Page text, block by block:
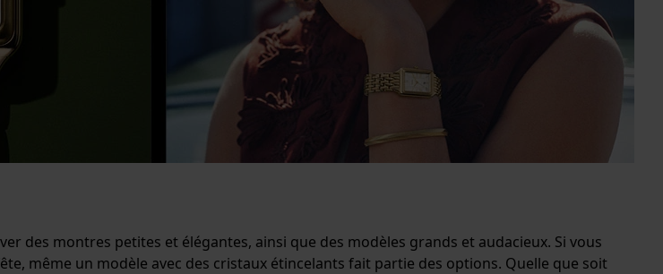
des montres petites et élégantes, ainsi que des modèles grands et audacieux. Si vous
même un modèle avec des cristaux étincelants fait partie des options. Quelle que soit